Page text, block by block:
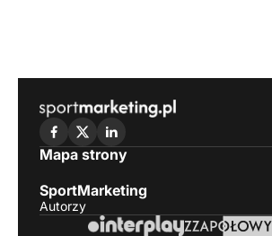
Mapa strony
SportMarketing
Autorzy